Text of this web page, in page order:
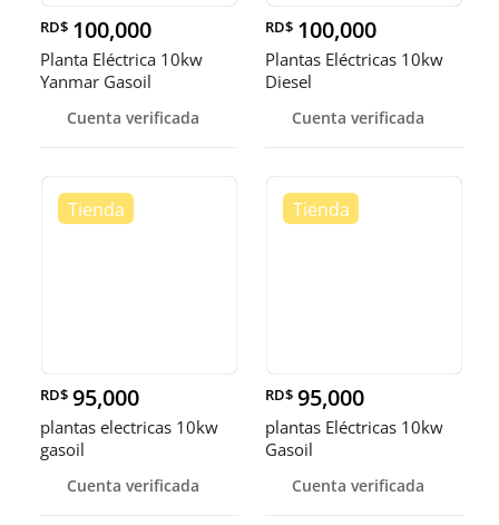
RD$ 100,000
Planta Eléctrica 10kw
Yanmar Gasoil
Cuenta verificada
RD$ 100,000
Plantas Eléctricas 10kw
Diesel
Cuenta verificada
RD$ 95,000
plantas electricas 10kw
gasoil
Cuenta verificada
RD$ 95,000
plantas Eléctricas 10kw
Gasoil
Cuenta verificada